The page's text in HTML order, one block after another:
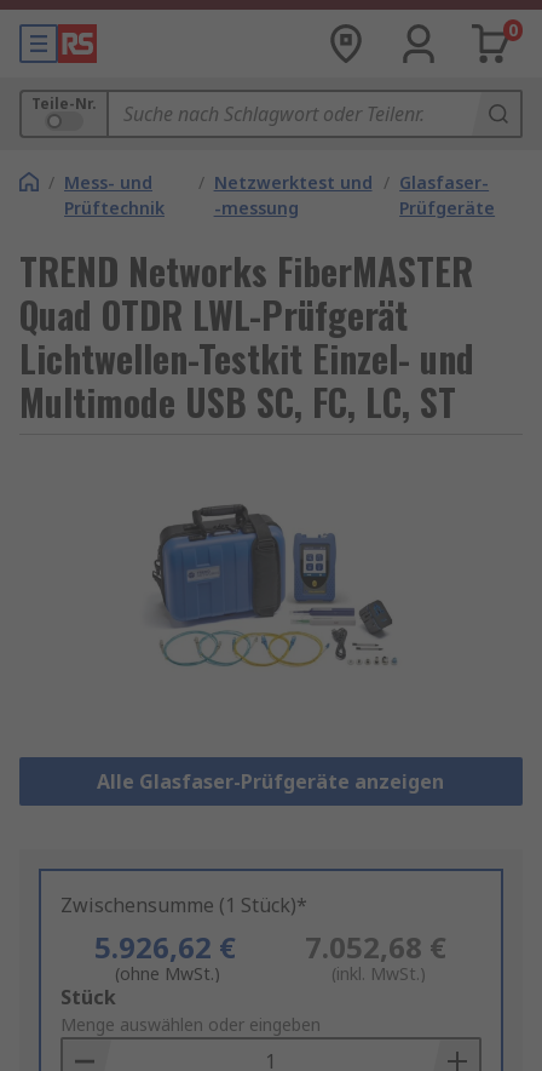
0
Teile-Nr.
/ Mess- und
Prüftechnik
/ Netzwerktest und
-messung
/ Glasfaser-
Prüfgeräte
TREND Networks FiberMASTER
Quad OTDR LWL-Prüfgerät
Lichtwellen-Testkit Einzel- und
Multimode USB SC, FC, LC, ST
Alle Glasfaser-Prüfgeräte anzeigen
Zwischensumme (1 Stück)*
5.926,62 €
(ohne MwSt.)
7.052,68 €
(inkl. MwSt.)
Add
to
Basket
Stück
Menge auswählen oder eingeben